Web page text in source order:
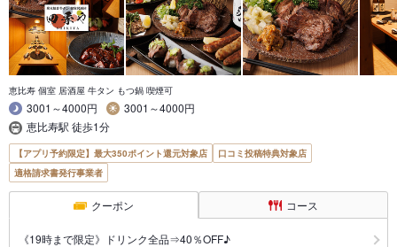
恵比寿 個室 居酒屋 牛タン もつ鍋 喫煙可
3001～4000円
3001～4000円
恵比寿駅 徒歩1分
【アプリ予約限定】最大350ポイント還元対象店
口コミ投稿特典対象店
適格請求書発行事業者
クーポン コース
《19時まで限定》ドリンク全品⇒40％OFF♪